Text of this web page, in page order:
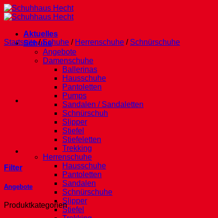
Zum
Inhalt
Aktuelles
Schuhe
Angebote
Damenschuhe
Ballerinas
Hausschuhe
Pantoletten
Pumps
Sandalen / Sandaletten
Schnürschuh
Slipper
Stiefel
Stiefeletten
Trekking
Herrenschuhe
Hausschuhe
Pantoletten
Sandalen
Schnürschuhe
Slipper
Stiefel
Startseite / Schuhe / Herrenschuhe / Schnürschuhe
Filter
Angebote
Produktkategorien